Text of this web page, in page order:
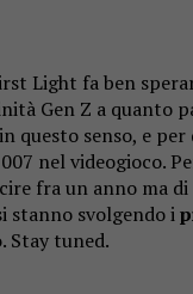
Light fa ben
Gen Z a quanto
questo senso, e
nel videogioco.
fra un anno ma di
stanno svolgendo i
. Stay tuned.